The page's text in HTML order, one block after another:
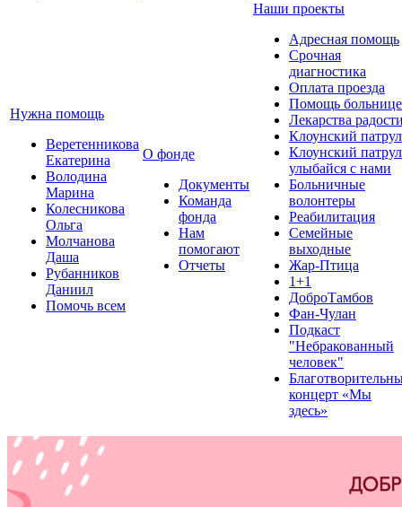
Нужна помощь
Веретенникова
Екатерина
Володина
Марина
Колесникова
Ольга
Молчанова
Даша
Рубанников
Даниил
Помочь всем
О фонде
Документы
Команда
фонда
Нам
помогают
Отчеты
Наши проекты
Адресная помощь
Срочная
диагностика
Оплата проезда
Помощь больнице
Лекарства
Клоунский
Клоунский
улыбайся с нами
Больничные
волонтеры
Реабилитация
Семейные
выходные
Жар-Птица
1+1
ДоброТамбов
Фан-Чулан
Подкаст
"Небракованный
человек"
концерт «Мы
здесь»